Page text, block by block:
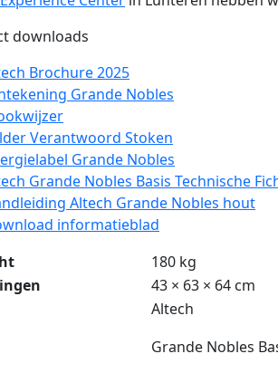
downloads
Brochure 2025
Grande Nobles
Verantwoord Stoken
Grande Nobles
Grande Nobles Basis Technische
Altech Grande Nobles hout
informatieblad
180 kg
43 × 63 × 64 cm
Altech
Grande Nobles